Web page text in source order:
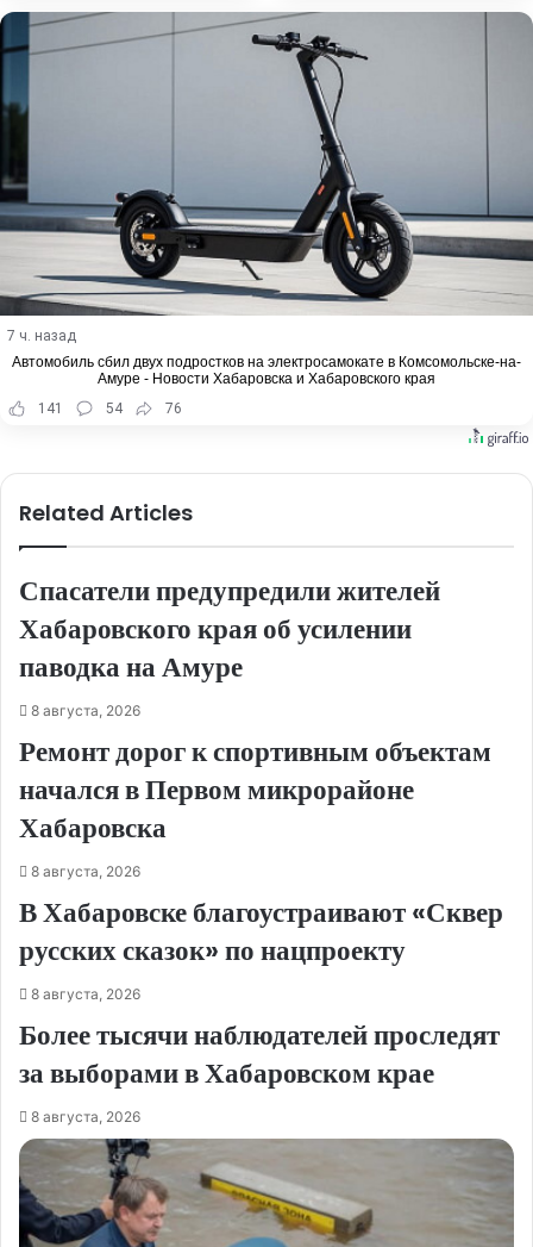
7 ч. назад
Автомобиль сбил двух подростков на электросамокате в Комсомольске-на-
Амуре - Новости Хабаровска и Хабаровского края
141
54 76
Related Articles
Спасатели предупредили жителей
Хабаровского края об усилении
паводка на Амуре
8 августа, 2026
Ремонт дорог к спортивным объектам
начался в Первом микрорайоне
Хабаровска
8 августа, 2026
В Хабаровске благоустраивают «Сквер
русских сказок» по нацпроекту
8 августа, 2026
Более тысячи наблюдателей проследят
за выборами в Хабаровском крае
8 августа, 2026